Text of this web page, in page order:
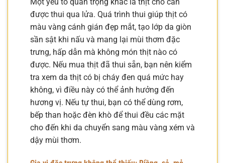
được thui qua lửa. Quá trình thui giúp thịt có
màu vàng cánh gián đẹp mắt, tạo lớp da giòn
sần sật khi nấu và mang lại mùi thơm đặc
trưng, hấp dẫn mà không món thịt nào có
được. Nếu mua thịt đã thui sẵn, bạn nên kiểm
tra xem da thịt có bị cháy đen quá mức hay
không, vì điều này có thể ảnh hưởng đến
hương vị. Nếu tự thui, bạn có thể dùng rơm,
bếp than hoặc đèn khò để thui đều các mặt
cho đến khi da chuyển sang màu vàng xém và
dậy mùi thơm.